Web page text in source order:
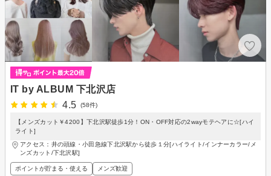
IT by ALBUM 下北沢店
4.5
(58件)
【メンズカット￥4200】下北沢駅徒歩1分！ON・OFF対応の2wayモテヘアに☆[ハイ
ライト]
アクセス：井の頭線・小田急線下北沢駅から徒歩１分[ハイライト/インナーカラー/メ
ンズカット/下北沢駅]
ポイントが貯まる・使える メンズ歓迎